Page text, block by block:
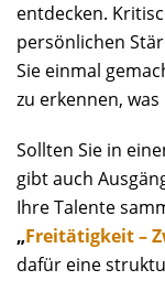
entdecken.
persönlichen
Sie einmal
zu erkennen,
Sollten Sie in
gibt auch
Ihre Talente
„Freitätigkeit –
dafür eine